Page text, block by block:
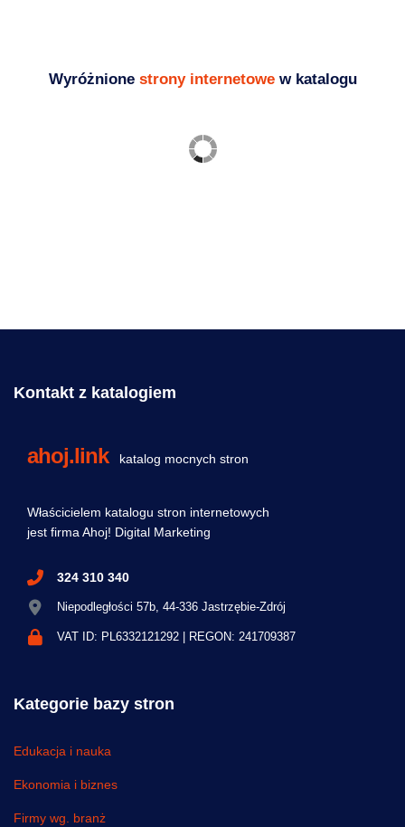
Wyróżnione strony internetowe w katalogu
palisadowe, bramy, furtki,
Kontakt z katalogiem
ahoj.link katalog mocnych stron
Właścicielem katalogu stron internetowych
jest firma Ahoj! Digital Marketing
324 310 340
Niepodległości 57b, 44-336 Jastrzębie-Zdrój
VAT ID: PL6332121292 | REGON: 241709387
Kategorie bazy stron
Edukacja i nauka
Ekonomia i biznes
Firmy wg. branż